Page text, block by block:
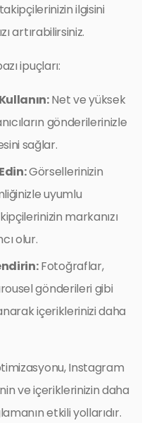
ilgisini
artırabilirsiniz.
ipuçları:
Net ve yüksek
gönderilerinizle
sağlar.
Görsellerinizin
uyumlu
markanızı
olur.
Fotoğraflar,
gönderileri gibi
içeriklerinizi daha
Instagram
ve içeriklerinizin daha
etkili yollarıdır.